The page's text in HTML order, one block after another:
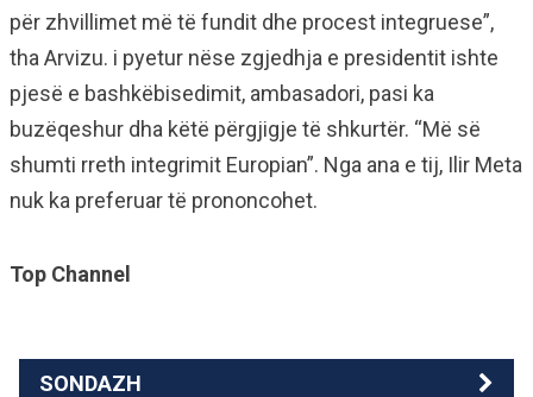
për zhvillimet më të fundit dhe procest integruese”,
tha Arvizu. i pyetur nëse zgjedhja e presidentit ishte
pjesë e bashkëbisedimit, ambasadori, pasi ka
buzëqeshur dha këtë përgjigje të shkurtër. “Më së
shumti rreth integrimit Europian”. Nga ana e tij, Ilir Meta
nuk ka preferuar të prononcohet.
Top Channel
SONDAZH